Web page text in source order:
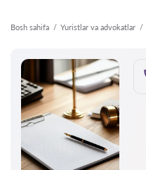
Bosh sahifa Yuristlar va advokatlar